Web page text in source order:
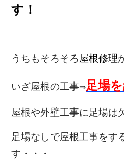
す！
うちもそろそろ屋根修理
いざ屋根の工事⇒足場
屋根や外壁工事に足場は
足場なしで屋根工事をす
す・・・